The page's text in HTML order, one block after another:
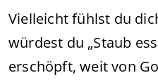
Vielleicht fühlst du
würdest du „Staub
erschöpft, weit von